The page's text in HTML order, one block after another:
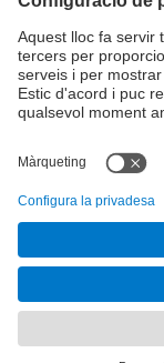
Llista
© UPCInstitut de